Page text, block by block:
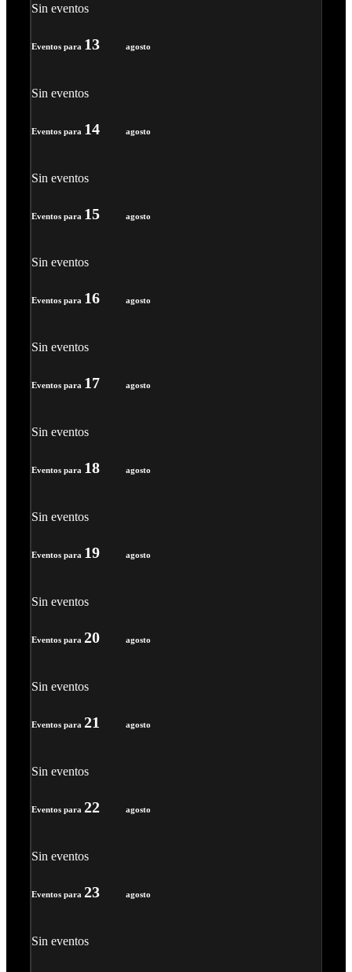
Sin eventos
Eventos para 13 agosto
Sin eventos
Eventos para 14 agosto
Sin eventos
Eventos para 15 agosto
Sin eventos
Eventos para 16 agosto
Sin eventos
Eventos para 17 agosto
Sin eventos
Eventos para 18 agosto
Sin eventos
Eventos para 19 agosto
Sin eventos
Eventos para20 agosto
Sin eventos
Eventos para21 agosto
Sin eventos
Eventos para22 agosto
Sin eventos
Eventos para23 agosto
Sin eventos